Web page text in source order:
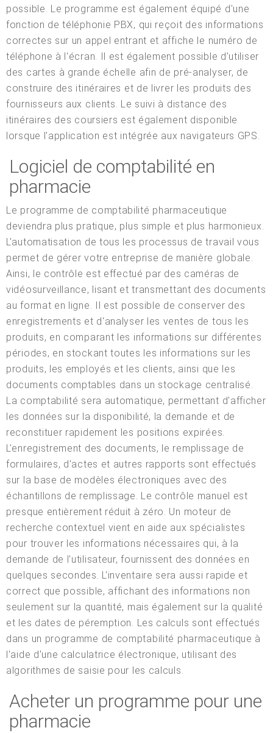
possible. Le programme est également équipé d'une
fonction de téléphonie PBX, qui reçoit des informations
correctes sur un appel entrant et affiche le numéro de
téléphone à l'écran. Il est également possible d'utiliser
des cartes à grande échelle afin de pré-analyser, de
construire des itinéraires et de livrer les produits des
fournisseurs aux clients. Le suivi à distance des
itinéraires des coursiers est également disponible
lorsque l'application est intégrée aux navigateurs GPS.
Logiciel de comptabilité en
pharmacie
Le programme de comptabilité pharmaceutique
deviendra plus pratique, plus simple et plus harmonieux.
L'automatisation de tous les processus de travail vous
permet de gérer votre entreprise de manière globale.
Ainsi, le contrôle est effectué par des caméras de
vidéosurveillance, lisant et transmettant des documents
au format en ligne. Il est possible de conserver des
enregistrements et d'analyser les ventes de tous les
produits, en comparant les informations sur différentes
périodes, en stockant toutes les informations sur les
produits, les employés et les clients, ainsi que les
documents comptables dans un stockage centralisé.
La comptabilité sera automatique, permettant d'afficher
les données sur la disponibilité, la demande et de
reconstituer rapidement les positions expirées.
L'enregistrement des documents, le remplissage de
formulaires, d'actes et autres rapports sont effectués
sur la base de modèles électroniques avec des
échantillons de remplissage. Le contrôle manuel est
presque entièrement réduit à zéro. Un moteur de
recherche contextuel vient en aide aux spécialistes
pour trouver les informations nécessaires qui, à la
demande de l'utilisateur, fournissent des données en
quelques secondes. L'inventaire sera aussi rapide et
correct que possible, affichant des informations non
seulement sur la quantité, mais également sur la qualité
et les dates de péremption. Les calculs sont effectués
dans un programme de comptabilité pharmaceutique à
l'aide d'une calculatrice électronique, utilisant des
algorithmes de saisie pour les calculs.
Acheter un programme pour une
pharmacie